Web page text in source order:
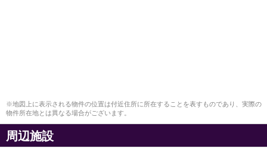
※地図上に表示される物件の位置は付近住所に所在することを表すものであり、実際の
物件所在地とは異なる場合がございます。
周辺施設